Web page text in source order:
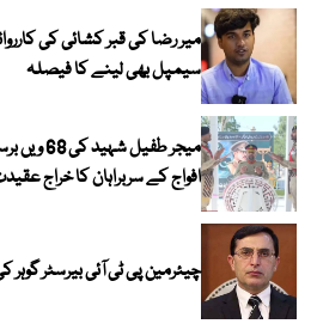
میر رضا کی قبر کشائی کی
سیمپل بھی لینے کا فیصلہ
میجر طفیل
افواج کے سربراہان کا خراج
چیئرمین پی ٹی آئی بیرسٹر گوہر